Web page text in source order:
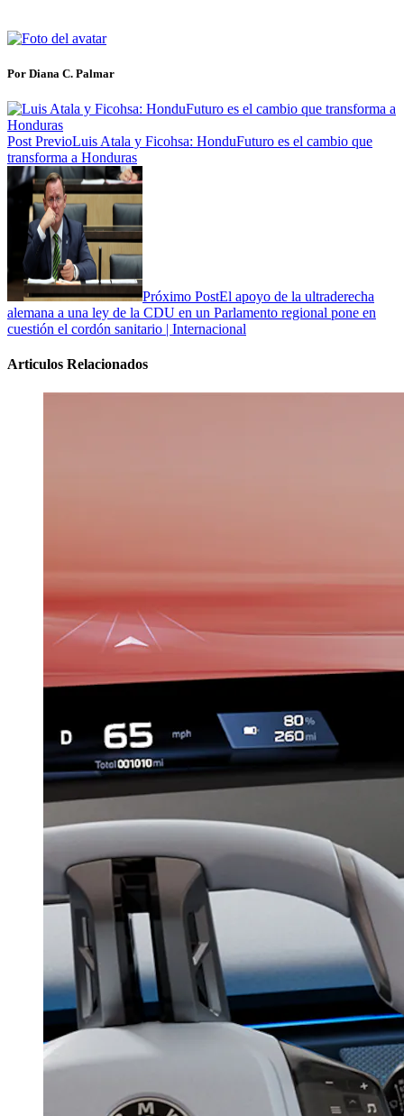
Por Diana C. Palmar
Post PrevioLuis Atala y Ficohsa: HonduFuturo es el cambio que
transforma a Honduras
Próximo PostEl apoyo de la ultraderecha
alemana a una ley de la CDU en un Parlamento regional pone en
cuestión el cordón sanitario | Internacional
Articulos Relacionados